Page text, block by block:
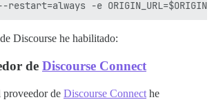
Discourse he habilitado:
de Discourse Connect
proveedor de Discourse Connect he